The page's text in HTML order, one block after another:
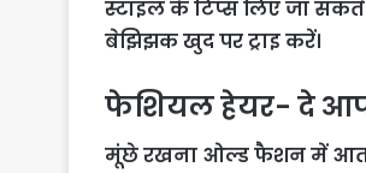
स्टाइल के टिप्स लिए जा सकते
बेझिझक खुद पर ट्राइ करें।
फेशियल हेयर- दे
मूंछे रखना ओल्ड फैशन में आता